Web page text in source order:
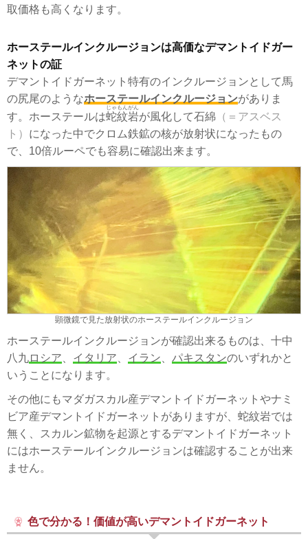
取価格も高くなります。
ホーステールインクルージョンは高価なデマントイドガー
ネットの証
デマントイドガーネット特有のインクルージョンとして馬
の尻尾のようなホーステールインクルージョンがありま
す。ホーステールは蛇紋岩
じゃもんがん
が風化して石綿 （＝アスベス
ト） になった中でクロム鉄鉱の核が放射状になったもの
で、10倍ルーペでも容易に確認出来ます。
顕微鏡で見た放射状のホーステールインクルージョン
ホーステールインクルージョンが確認出来るものは、十中
八九ロシア イタリア イラン パキスタンのいずれかと
いうことになります。
その他にもマダガスカル産デマントイドガーネットやナミ
ビア産デマントイドガーネットがありますが、蛇紋岩では
無く、スカルン鉱物を起源とするデマントイドガーネット
にはホーステールインクルージョンは確認することが出来
ません。
色で分かる！価値が高いデマントイドガーネット